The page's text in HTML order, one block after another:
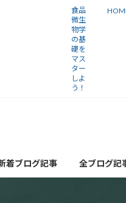
プ
動
食品
微生
物学
の基
礎を
マス
ター
しよ
う！
着ブログ記事 全ブログ記